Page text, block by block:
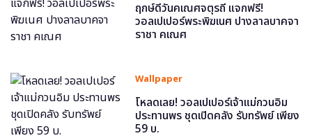
ฤกษ์ดีวันคเณศจตุรถี แจกฟรี!
วอลเปเปอร์พระพิฆเนศ ปางลาลบาคจา
ราชา คเณศ
Wallpaper
โหลดเลย! วอลเปเปอร์เจ้าแม่กวนอิม
ประทานพร ชุดเปิดคลัง รับทรัพย์ เพียง
59 บ.